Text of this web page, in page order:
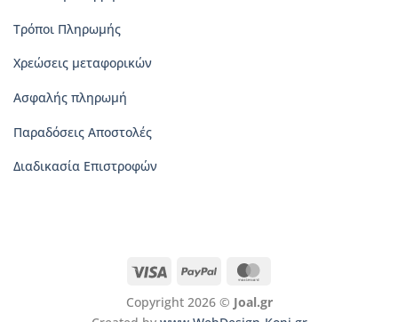
Τρόποι Πληρωμής
Χρεώσεις μεταφορικών
Ασφαλής πληρωμή
Παραδόσεις Αποστολές
Διαδικασία Επιστροφών
Visa PayPal
Copyright 2026 © Joal.gr